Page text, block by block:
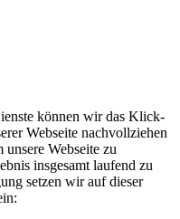
können wir das Klick-
Webseite nachvollziehen
Webseite zu
insgesamt laufend zu
setzen wir auf dieser